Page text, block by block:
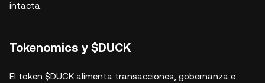
intacta.
Tokenomics y $DUCK
El token $DUCK alimenta transacciones, gobernanza e